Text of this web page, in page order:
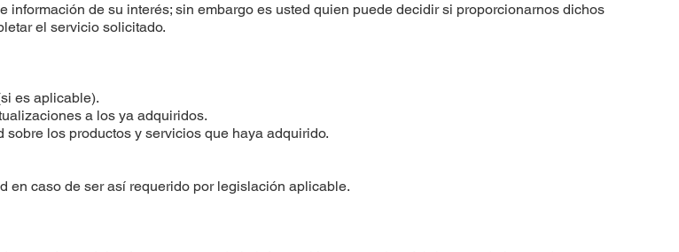
de su interés; sin embargo es usted quien puede decidir si proporcionarnos dichos
el servicio solicitado.
es aplicable).
a los ya adquiridos.
los productos y servicios que haya adquirido.
en caso de ser así requerido por legislación aplicable.